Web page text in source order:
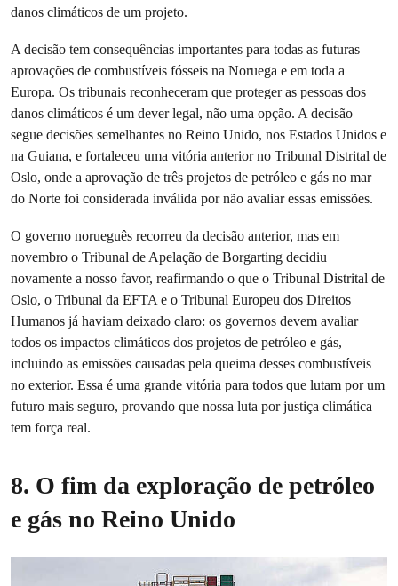
danos climáticos de um projeto.
A decisão tem consequências importantes para todas as futuras
aprovações de combustíveis fósseis na Noruega e em toda a
Europa. Os tribunais reconheceram que proteger as pessoas dos
danos climáticos é um dever legal, não uma opção. A decisão
segue decisões semelhantes no Reino Unido, nos Estados Unidos e
na Guiana, e fortaleceu uma vitória anterior no Tribunal Distrital de
Oslo, onde a aprovação de três projetos de petróleo e gás no mar
do Norte foi considerada inválida por não avaliar essas emissões.
O governo norueguês recorreu da decisão anterior, mas em
novembro o Tribunal de Apelação de Borgarting decidiu
novamente a nosso favor, reafirmando o que o Tribunal Distrital de
Oslo, o Tribunal da EFTA e o Tribunal Europeu dos Direitos
Humanos já haviam deixado claro: os governos devem avaliar
todos os impactos climáticos dos projetos de petróleo e gás,
incluindo as emissões causadas pela queima desses combustíveis
no exterior. Essa é uma grande vitória para todos que lutam por um
futuro mais seguro, provando que nossa luta por justiça climática
tem força real.
8. O fim da exploração de petróleo
e gás no Reino Unido